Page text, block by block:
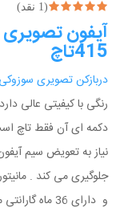
(1 نقد)
415تاچ
دربازکن تصویری سوزوکی
دکمه ای آن فقط تاچ
نیاز به تعویض سیم
و دارای 36 ماه گارانتی می باشد